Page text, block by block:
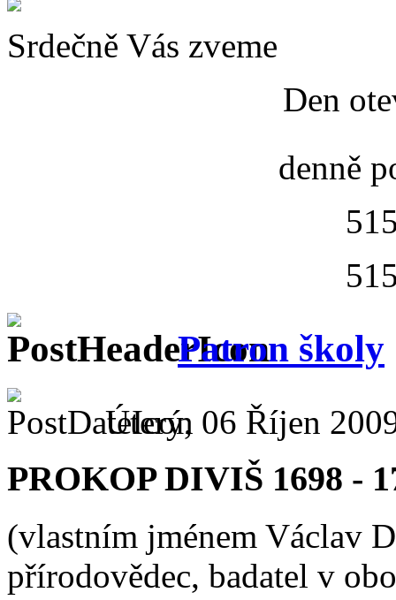
Srdečně Vás zveme
Den
denně
Patron školy
Úterý, 06 Říjen
PROKOP DIVIŠ 1698 -
(vlastním jménem Václav
přírodovědec, badatel v